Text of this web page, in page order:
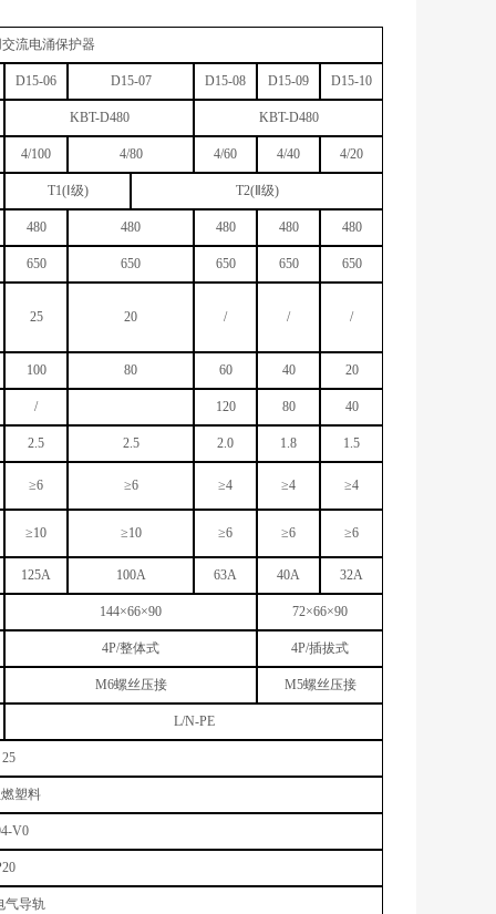
流电涌保护器
D15-06 D15-07 D15-08 D15-09 D15-10
KBT-D480 KBT-D480
4/100 4/80 4/60 4/40 4/20
T1(Ⅰ级) T2(Ⅱ级)
480 480 480 480 480
650 650 650 650 650
25 20 / / /
100 80 60 40 20
/ 120 80 40
2.5 2.5 2.0 1.8 1.5
≥6 ≥6 ≥4 ≥4 ≥4
≥10 ≥10 ≥6 ≥6 ≥6
125A 100A 63A 40A 32A
144×66×90 72×66×90
4P/整体式 4P/插拔式
M6螺丝压接 M5螺丝压接
L/N-PE
塑料
V0
气导轨